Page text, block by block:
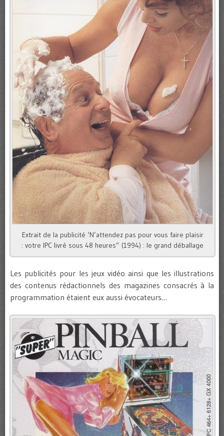
Extrait de la publicité ‘N’attendez pas pour vous faire plaisir
: votre IPC livré sous 48 heures” (1994) : le grand déballage
Les publicités pour les jeux vidéo ainsi que les illustrations
des contenus rédactionnels des magazines consacrés à la
programmation étaient eux aussi évocateurs…